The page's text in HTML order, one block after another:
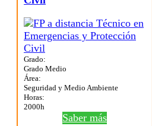
Grado:
Grado Medio
Área:
Seguridad y Medio Ambiente
Horas:
2000h
Saber más